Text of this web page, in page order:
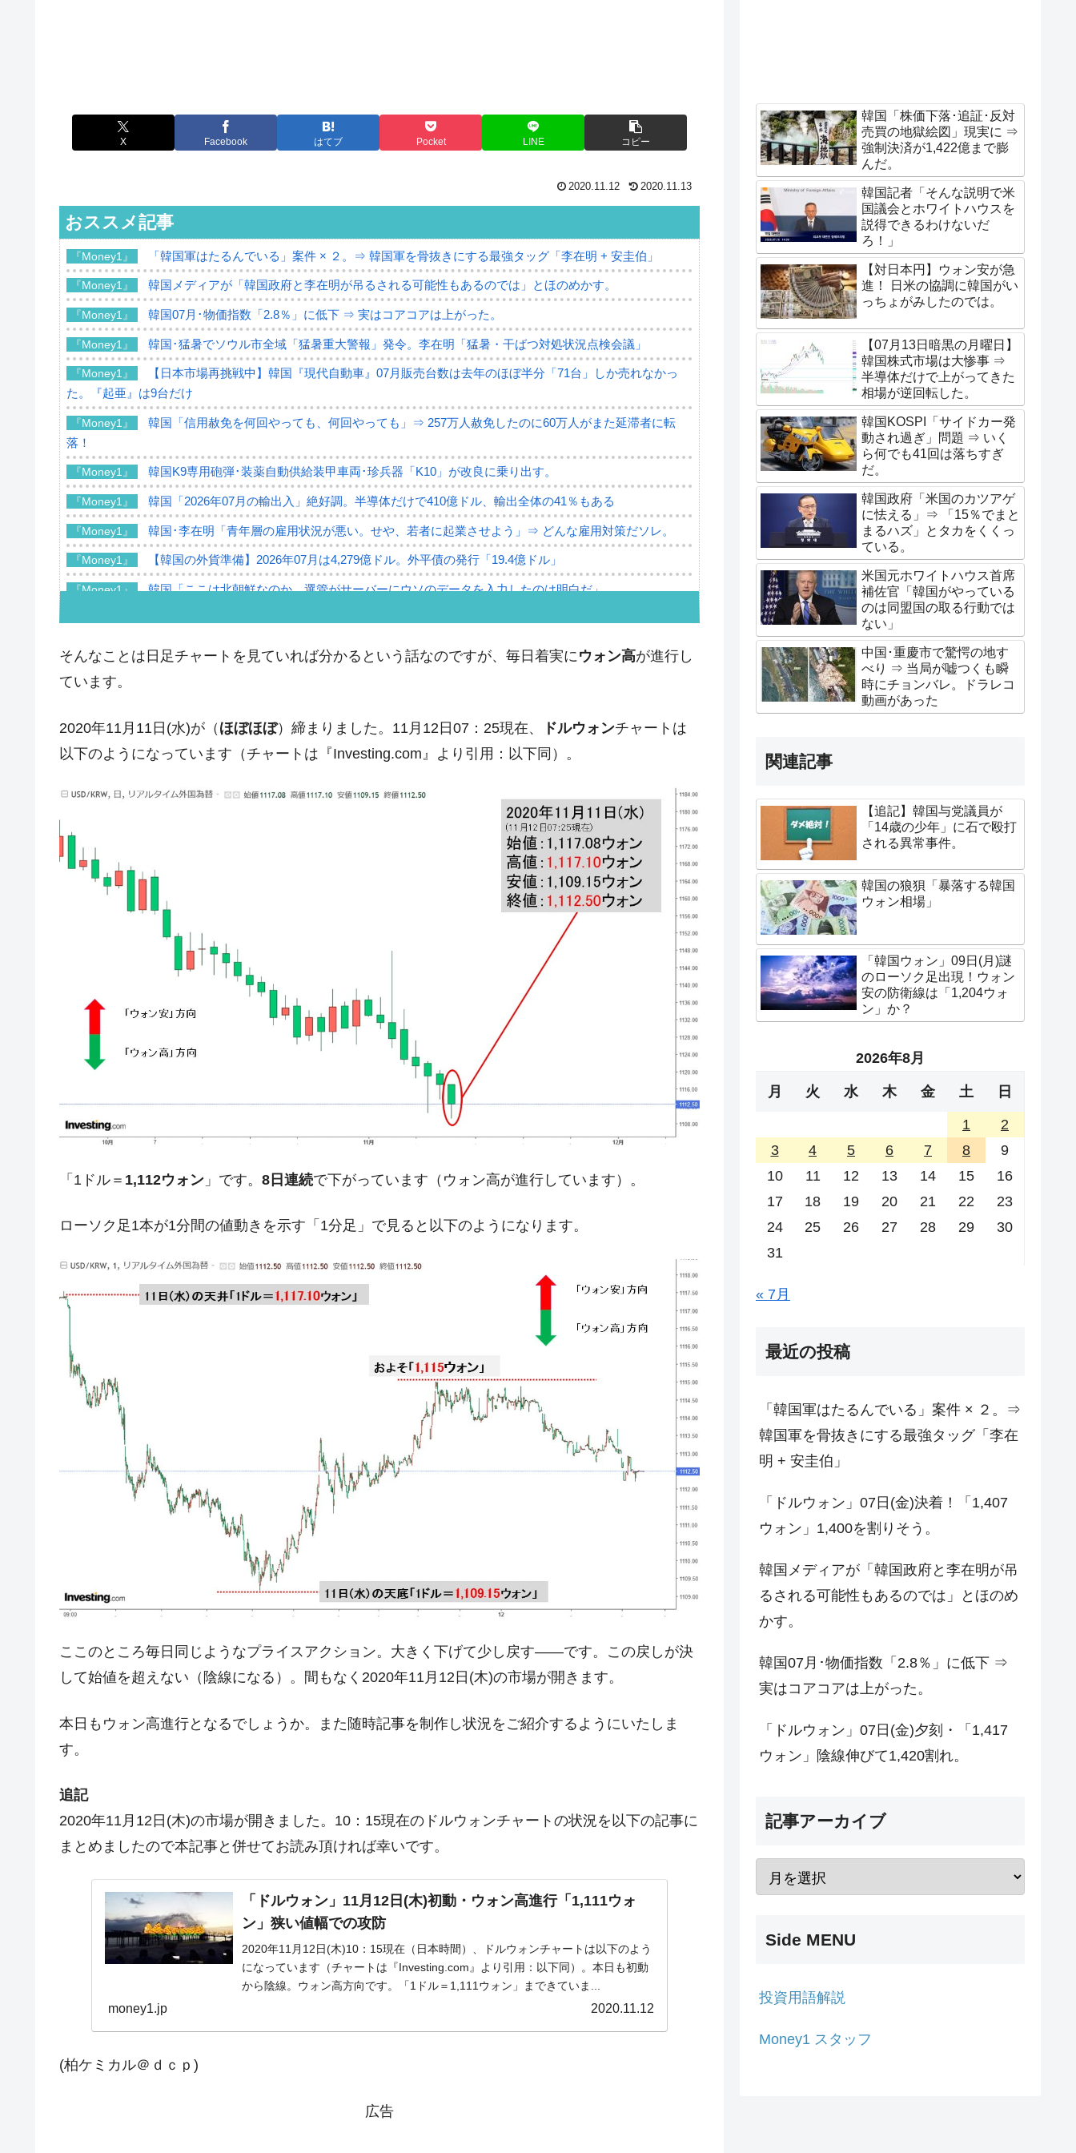
X Facebook はてブ Pocket LINE コピー
2020.11.12 2020.11.13
おススメ記事
『Money1』 「韓国軍はたるんでいる」案件 × ２。⇒ 韓国軍を骨抜きにする最強タッグ「李在明 + 安圭伯」
『Money1』 韓国メディアが「韓国政府と李在明が吊るされる可能性もあるのでは」とほのめかす。
『Money1』 韓国07月･物価指数「2.8％」に低下 ⇒ 実はコアコアは上がった。
『Money1』 韓国･猛暑でソウル市全域「猛暑重大警報」発令。李在明「猛暑・干ばつ対処状況点検会議」
『Money1』
【日本市場再挑戦中】韓国『現代自動車』07月販売台数は去年のほぼ半分「71台」しか売れなかっ
た。『起亜』は9台だけ
『Money1』
韓国「信用赦免を何回やっても、何回やっても」⇒ 257万人赦免したのに60万人がまた延滞者に転
落！
『Money1』 韓国K9専用砲弾･装薬自動供給装甲車両･珍兵器「K10」が改良に乗り出す。
『Money1』 韓国「2026年07月の輸出入」絶好調。半導体だけで410億ドル、輸出全体の41％もある
『Money1』 韓国･李在明「青年層の雇用状況が悪い。せや、若者に起業させよう」⇒ どんな雇用対策だソレ。
『Money1』 【韓国の外貨準備】2026年07月は4,279億ドル。外平債の発行「19.4億ドル」
『Money1』 韓国「ここは北朝鮮なのか。選管がサーバーにウソのデータを入力したのは明白だ」
『Money1』 韓国は「中国と同じく」投資に不適格な国だ。
『Money1』
『Money1』 韓国･帰ってきた李在明。李在明を支持しない「50.5％」に上昇
『Money1』
韓国大統領府ボンクラ政策室長が告発された ⇒ 国家が行った恐るべき株価操作であり、空前の国政
中国だけが鉄鋼輸出を異常増加させる ⇒ 中国の過剰生産が世界を蝕む。
『Money1』 韓国製造業「半導体絶好調」のウラで他業種は全般的「不調」⇒ PSIが示す現況は決して良くない。
【米韓激突案件】韓国消費者院が『クーパン』1人当たり賠償10万ウォンを認定 ⇒ 総額3兆7,000億
韓国で猛暑。南東部では干ばつ
韓国型イージス搭載の次世代駆逐艦「KDDX」1番艦、2032年竣工と公示
【対日本円】ウォン安が急進！ 日米の協調に韓国がいっちょがみしたのでは。
『Money1』
韓国政府『BYD』車への補助金を全廃 ⇒ 実は韓国で『BYD』車は売れている。6カ月で対前年同期比
1.9倍！
『Money1』
在韓米国大使スティールが着韓！⇒ さっそく空港に詰めかけ「出て行け！」「極右勢力」のプラカー
『Money1』 韓国政府「2035年までに18.4GW規模のAIデータセンター整備」⇒ だから無理だってば。
『Money1』 JPモルガン「韓国レバレッジETFの清算はほぼ終わった」
『Money1』 韓国『国民年金公団』株価暴落で200兆蒸発。
『Money1』 韓国「橋が落ちました」⇒ 耐久性「なさすぎ」では。
『Money1』 韓国鉄鋼最大手『POSCO』ズブズブ沈む。営業利益80.2％も減少
『Money1』
米国下院「韓国の公務員個人をターゲットにぶん殴る法案」提出！⇒ クーパン問題は合衆国企業に対
『Money1』
『Money1』 韓国半導体『SKハイニックス』2026年2Qの業績「史上最高益」当期純利益は前年同期比13.4倍に。
『Money1』 韓国･加徳島新国際空港「またも暗礁」の危機 ⇒ 10.7兆では損が出るからできない。
日本の誇る海洋資源調査船『白嶺』は先進技術の塊！
夏の甲子園、優勝校を最も多く輩出している都道府県とは？
今話題の「楽天ライオンズ」とは？
奇跡の毛色「白毛馬」とは？
全て勝つといくら？ 競馬GI競走で勝利騎手がもらえる賞金とは？
平成仮面ライダーの意外すぎるモチーフとは？
Fact1 発表から2日で大崩壊、鳴かず飛ばずに終わりそうなスーパーリーグとは？
そんなことは日足チャートを見ていれば分かるという話なのですが、毎日着実にウォン高が進行し
ています。
2020年11月11日(水)が（ ほぼほぼ）締まりました。11月12日07：25現在、 ドルウォンチャートは
以下のようになっています（チャートは『Investing.com』より引用：以下同）。
「1ドル＝ 1,112ウォン 」です。 8日連続で下がっています（ウォン高が進行しています）。
ローソク足1本が1分間の値動きを示す「1分足」で見ると以下のようになります。
ここのところ毎日同じようなプライスアクション。大きく下げて少し戻す――です。この戻しが決
して始値を超えない（陰線になる）。間もなく2020年11月12日(木)の市場が開きます。
本日もウォン高進行となるでしょうか。また随時記事を制作し状況をご紹介するようにいたしま
す。
追記
2020年11月12日(木)の市場が開きました。10：15現在のドルウォンチャートの状況を以下の記事に
まとめましたので本記事と併せてお読み頂ければ幸いです。
「ドルウォン」11月12日(木)初動・ウォン高進行「1,111ウォ
ン」狭い値幅での攻防
2020年11月12日(木)10：15現在（日本時間）、ドルウォンチャートは以下のよう
になっています（チャートは『Investing.com』より引用：以下同）。本日も初動
から陰線。ウォン高方向です。「1ドル＝1,111ウォン」まできていま...
money1.jp 2020.11.12
(柏ケミカル＠ｄｃｐ)
広告
韓国「株価下落･追証･反対
売買の地獄絵図」現実に ⇒
強制決済が1,422億まで膨
んだ。
韓国記者「そんな説明で米
国議会とホワイトハウスを
説得できるわけないだ
ろ！」
【対日本円】ウォン安が急
進！ 日米の協調に韓国がい
っちょがみしたのでは。
【07月13日暗黒の月曜日】
韓国株式市場は大惨事 ⇒
半導体だけで上がってきた
相場が逆回転した。
韓国KOSPI「サイドカー発
動され過ぎ」問題 ⇒ いく
ら何でも41回は落ちすぎ
だ。
韓国政府「米国のカツアゲ
に怯える」⇒ 「15％でまと
まるハズ」とタカをくくっ
ている。
米国元ホワイトハウス首席
補佐官「韓国がやっている
のは同盟国の取る行動では
ない」
中国･重慶市で驚愕の地す
べり ⇒ 当局が嘘つくも瞬
時にチョンバレ。ドラレコ
動画があった
関連記事
【追記】韓国与党議員が
「14歳の少年」に石で殴打
される異常事件。
韓国の狼狽「暴落する韓国
ウォン相場」
「韓国ウォン」09日(月)謎
のローソク足出現！ウォン
安の防衛線は「1,204ウォ
ン」か？
2026年8月
月 火 水 木 金 土 日
1
2
3
4 5 6 7 8
9
10
11 12 13 14 15
16
17
18 19 20 21 22
23
24
25 26 27 28 29
30
31
« 7月
最近の投稿
「韓国軍はたるんでいる」案件 × ２。⇒
韓国軍を骨抜きにする最強タッグ「李在
明 + 安圭伯」
「ドルウォン」07日(金)決着！「1,407
ウォン」1,400を割りそう。
韓国メディアが「韓国政府と李在明が吊
るされる可能性もあるのでは」とほのめ
かす。
韓国07月･物価指数「2.8％」に低下 ⇒
実はコアコアは上がった。
「ドルウォン」07日(金)夕刻・「1,417
ウォン」陰線伸びて1,420割れ。
記事アーカイブ
Side MENU
投資用語解説
Money1 スタッフ